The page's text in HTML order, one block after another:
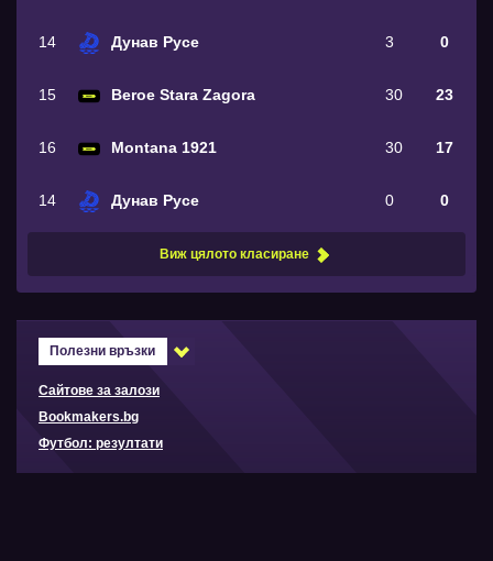
14 Дунав Русе 3 0
15 Beroe Stara Zagora 30 23
16 Montana 1921 30 17
14 Дунав Русе 0 0
Виж цялото класиране
Полезни връзки
Сайтове за залози
Bookmakers.bg
Футбол: резултати